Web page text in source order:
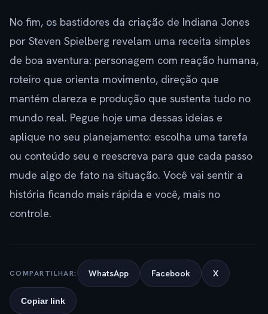
No fim, os bastidores da criação de Indiana Jones
por Steven Spielberg revelam uma receita simples
de boa aventura: personagem com reação humana,
roteiro que orienta movimento, direção que
mantém clareza e produção que sustenta tudo no
mundo real. Pegue hoje uma dessas ideias e
aplique no seu planejamento: escolha uma tarefa
ou conteúdo seu e reescreva para que cada passo
mude algo de fato na situação. Você vai sentir a
história ficando mais rápida e você, mais no
controle.
COMPARTILHAR: WhatsApp Facebook X
Copiar link